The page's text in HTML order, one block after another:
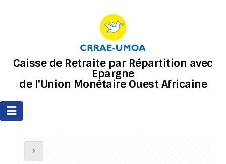
Caisse de Retraite par Répartition avec
Epargne
de l'Union Monétaire Ouest Africaine